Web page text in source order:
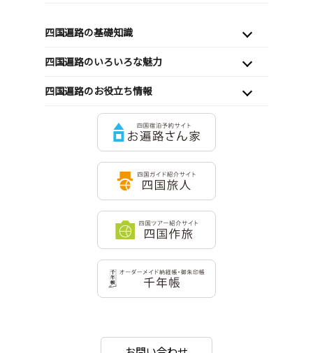
四国遍路の基礎知識
四国遍路のいろいろな魅力
四国遍路のお役立ち情報